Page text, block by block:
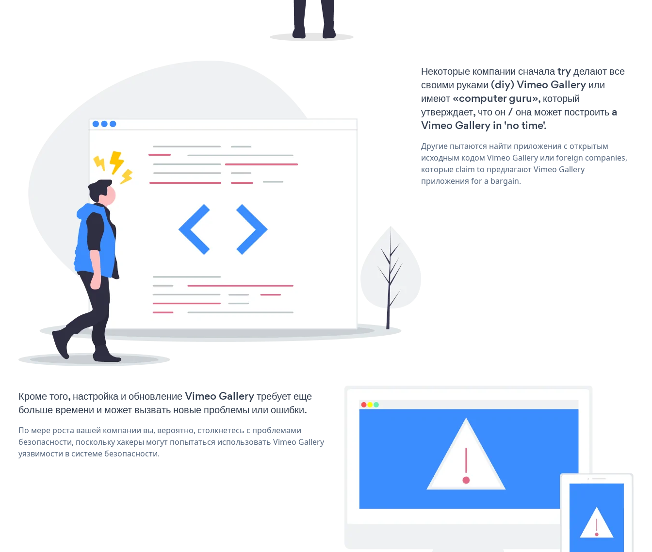
Некоторые компании сначала try делают все
своими руками (diy) Vimeo Gallery или
имеют «computer guru», который
утверждает, что он / она может построить a
Vimeo Gallery in 'no time'.
Другие пытаются найти приложения с открытым
исходным кодом Vimeo Gallery или foreign companies,
которые claim to предлагают Vimeo Gallery
приложения for a bargain.
Кроме того, настройка и обновление Vimeo Gallery требует еще
больше времени и может вызвать новые проблемы или ошибки.
По мере роста вашей компании вы, вероятно, столкнетесь с проблемами
безопасности, поскольку хакеры могут попытаться использовать Vimeo Gallery
уязвимости в системе безопасности.